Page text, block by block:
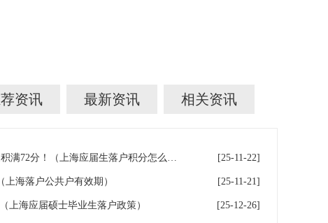
资讯 最新资讯 相关资讯
上海应届生落户，如何快速积满72分！（上海应届生落户积分怎么算） [25-11-22]
海落户公共户有效期） [25-11-21]
上海应届硕士毕业生落户政策） [25-12-26]